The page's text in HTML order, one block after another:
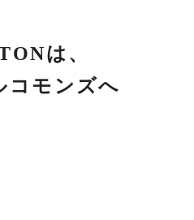
Privacy Policy
は、
コモンズへ